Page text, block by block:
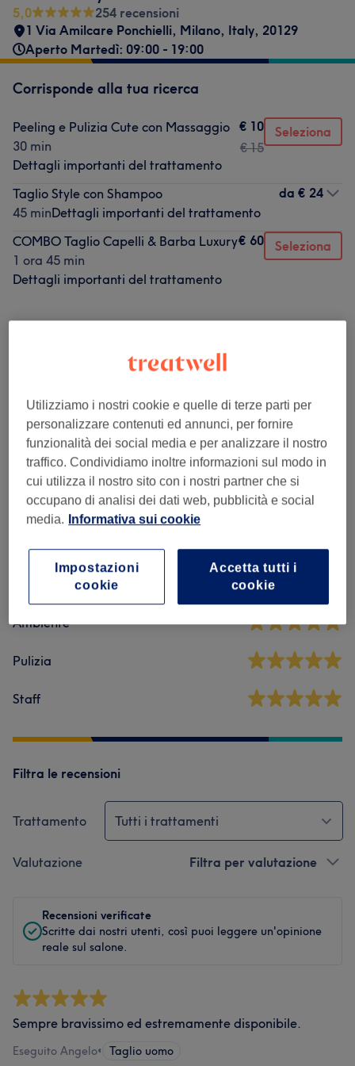
5,0
254 recensioni
1 Via Amilcare Ponchielli, Milano, Italy, 20129
Aperto Martedì: 09:00 - 19:00
Corrisponde alla tua ricerca
Peeling e Pulizia Cute con Massaggio
30 min
Dettagli importanti del trattamento
€ 10
€ 15
Seleziona
Taglio Style con Shampoo
45 minDettagli importanti del trattamento
da € 24
COMBO Taglio Capelli & Barba Luxury
1 ora 45 min
Dettagli importanti del trattamento
€ 60 Seleziona
Barba E Capelli Uomo 9) da € 5
Trattamenti Specifici Per Capelli
Recensioni salone
5,0 254 recensioni
Ambiente
Pulizia
Staff
Filtra le recensioni
Trattamento Tutti i trattamenti
Valutazione Filtra per valutazione
Recensioni verificate
Scritte dai nostri utenti, così puoi leggere un'opinione
reale sul salone.
Sempre bravissimo ed estremamente disponibile.
Eseguito Angelo• Taglio uomo
Utilizziamo i nostri cookie e quelle di terze parti per
personalizzare contenuti ed annunci, per fornire
funzionalità dei social media e per analizzare il nostro
traffico. Condividiamo inoltre informazioni sul modo in
cui utilizza il nostro sito con i nostri partner che si
occupano di analisi dei dati web, pubblicità e social
media. Informativa sui cookie
Accetta tutti i
cookie
Impostazioni
cookie